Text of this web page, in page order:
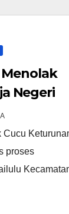
Menolak
Negeri
proses